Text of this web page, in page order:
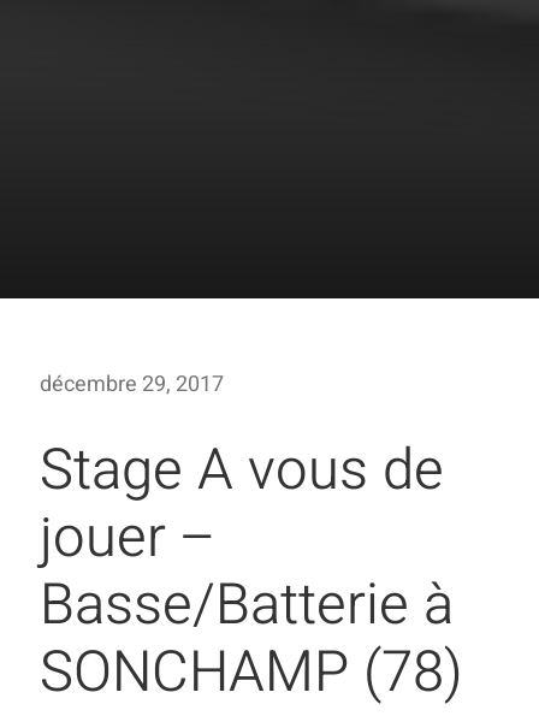
décembre 29, 2017
Stage A vous de
jouer –
Basse/Batterie à
SONCHAMP (78)